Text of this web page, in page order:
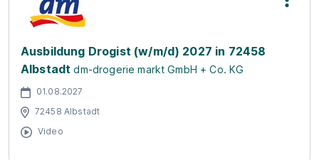
Ausbildung Drogist (w/m/d) 2027 in 72458
Albstadt dm-drogerie markt GmbH + Co. KG
01.08.2027
72458 Albstadt
Video